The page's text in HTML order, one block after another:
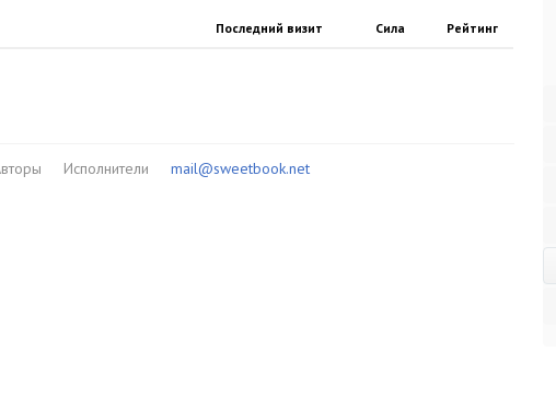
Последний визит Сила Рейтинг
Исполнители mail@sweetbook.net